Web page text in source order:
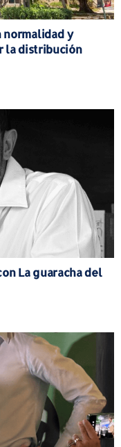
normalidad y
la distribución
La guaracha del